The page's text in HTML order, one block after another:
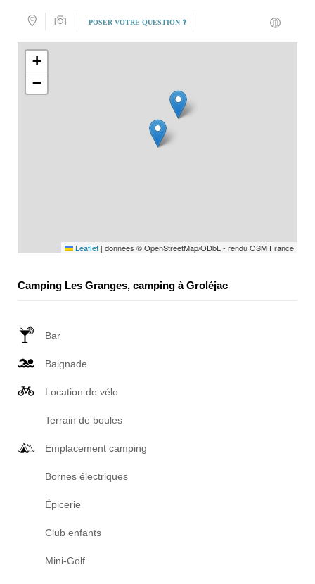
POSER VOTRE QUESTION ❓
+
−
Leaflet | données © OpenStreetMap/ODbL - rendu OSM France
Camping Les Granges, camping à Groléjac
Bar
Baignade
Location de vélo
Terrain de boules
Emplacement camping
Bornes électriques
Épicerie
Club enfants
Mini-Golf